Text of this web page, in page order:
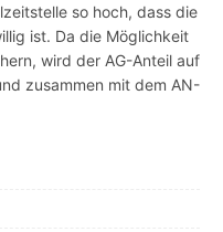
so hoch, dass die
ist. Da die Möglichkeit
wird der AG-Anteil auf
zusammen mit dem AN-